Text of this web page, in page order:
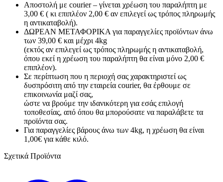
Αποστολή με courier – γίνεται χρέωση του παραλήπτη με
3,00 € ( κι επιπλέον 2,00 € αν επιλεγεί ως τρόπος πληρωμής
η αντικαταβολή).
ΔΩΡΕΑΝ ΜΕΤΑΦΟΡΙΚΑ για παραγγελίες προϊόντων άνω
των 39,00 € και μέχρι 4kg
(εκτός αν επιλεγεί ως τρόπος πληρωμής η αντικαταβολή,
όπου εκεί η χρέωση του παραλήπτη θα είναι μόνο 2,00 €
επιπλέον).
Σε περίπτωση που η περιοχή σας χαρακτηριστεί ως
δυσπρόσιτη από την εταιρεία courier, θα έρθουμε σε
επικοινωνία μαζί σας,
ώστε να βρούμε την ιδανικότερη για εσάς επιλογή
τοποθεσίας, από όπου θα μπορούσατε να παραλάβετε τα
προϊόντα σας.
Για παραγγελίες βάρους άνω των 4kg, η χρέωση θα είναι
1,00€ για κάθε κιλό.
Σχετικά Προϊόντα